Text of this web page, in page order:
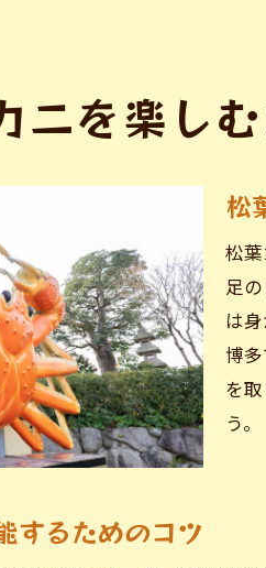
海鮮問屋博多で
海鮮問屋博
松葉カニを
新鮮さにこ
松葉カニと相
特別な日に訪
島根県漁連仲買人
漁連仲買人に
松葉カニの産
ニを楽し
松
松
足
は
博
を
う。
するためのコツ